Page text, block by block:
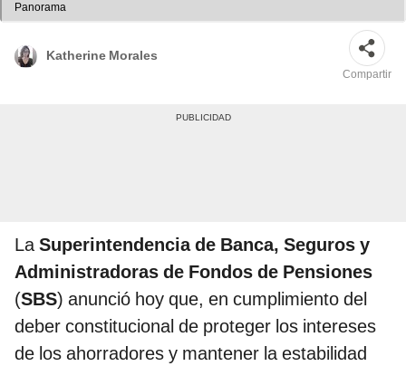
Panorama
Katherine Morales
Compartir
LaSuperintendencia de Banca, Seguros y
Administradoras de Fondos de Pensiones
(SBS) anunció hoy que, en cumplimiento del
deber constitucional de proteger los intereses
de los ahorradores y mantener la estabilidad